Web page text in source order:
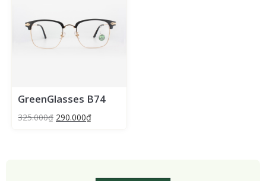
GreenGlasses B74
325.000₫ 290.000₫